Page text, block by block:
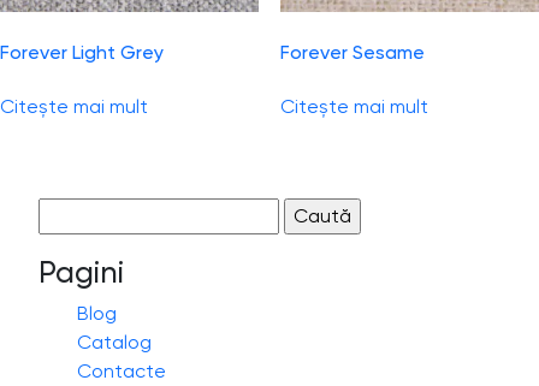
Forever Light Grey
Citește mai mult
Forever Sesame
Citește mai mult
după:
Pagini
Blog
Catalog
Contacte